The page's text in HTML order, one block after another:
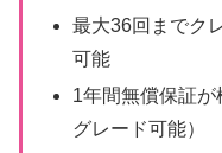
最大36回までク
可能
1年間無償保証
グレード可能）